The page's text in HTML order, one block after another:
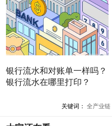
银行流水和对账单一样吗？
银行流水在哪里打印？
关键词： 全产业链